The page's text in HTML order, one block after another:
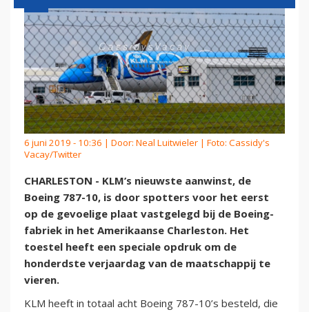
6 juni 2019 - 10:36 | Door: Neal Luitwieler | Foto: Cassidy's
Vacay/Twitter
CHARLESTON - KLM’s nieuwste aanwinst, de
Boeing 787-10, is door spotters voor het eerst
op de gevoelige plaat vastgelegd bij de Boeing-
fabriek in het Amerikaanse Charleston. Het
toestel heeft een speciale opdruk om de
honderdste verjaardag van de maatschappij te
vieren.
KLM heeft in totaal acht Boeing 787-10’s besteld, die